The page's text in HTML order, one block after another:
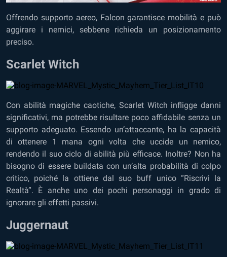
Offrendo supporto aereo, Falcon garantisce mobilità e può
aggirare i nemici, sebbene richieda un posizionamento
preciso.
Scarlet Witch
Con abilità magiche caotiche, Scarlet Witch infligge danni
significativi, ma potrebbe risultare poco affidabile senza un
supporto adeguato. Essendo un’attaccante, ha la capacità
di ottenere 1 mana ogni volta che uccide un nemico,
rendendo il suo ciclo di abilità più efficace. Inoltre? Non ha
bisogno di essere buildata con un’alta probabilità di colpo
critico, poiché la ottiene dal suo buff unico “Riscrivi la
Realtà”. È anche uno dei pochi personaggi in grado di
ignorare gli effetti passivi.
Juggernaut